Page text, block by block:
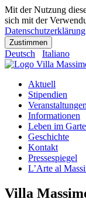
Mit der Nutzung
sich mit der
Datenschutzerklärung
Zustimmen
Deutsch Italiano
Aktuell
Stipendien
Veranstaltungen
Informationen
Leben im
Geschichte
Kontakt
Pressespiegel
L’Arte al
Villa